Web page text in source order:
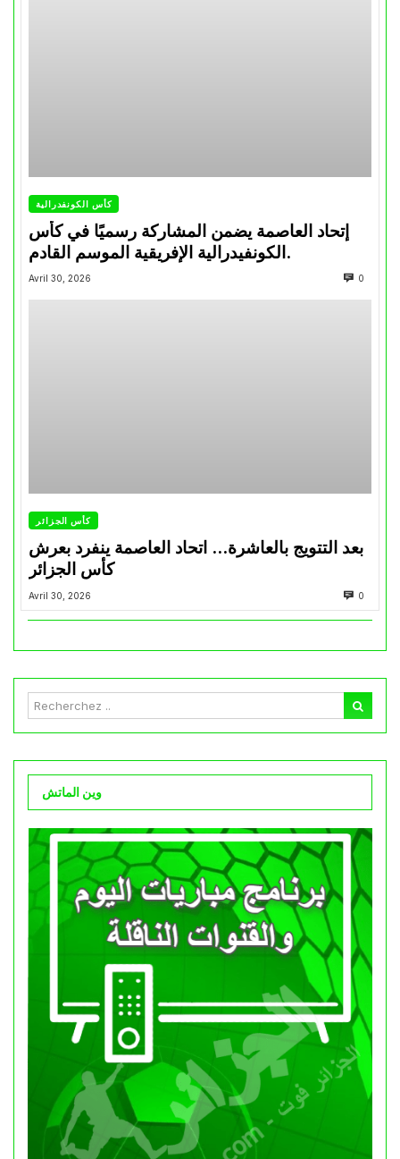
كأس الكونفدرالية
إتحاد العاصمة يضمن المشاركة رسميًا في كأس
الكونفيدرالية الإفريقية الموسم القادم.
Avril 30, 2026 0
كأس الجزائر
بعد التتويج بالعاشرة… اتحاد العاصمة ينفرد بعرش
كأس الجزائر
Avril 30, 2026 0
وين الماتش